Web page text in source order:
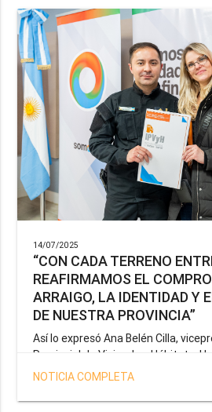
14/07/2025
“CON CADA TERRENO
REAFIRMAMOS EL
ARRAIGO, LA IDENTIDAD Y
DE NUESTRA PROVINCIA”
Así lo expresó Ana Belén Cilla,
Provincial de Vivienda y Hábitat, al
trabajo del organismo en el marco
salud y seguridad impulsada por el
NOTICIA COMPLETA